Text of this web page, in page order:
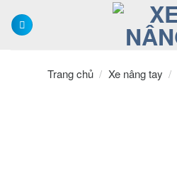
Trang chủ / Xe nâng tay /